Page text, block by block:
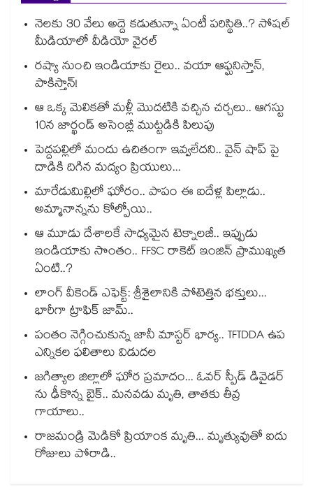
నెలకు 30 వేలు అద్దె కడుతున్నా ఏంటీ పరిస్థితి..? సోషల్
మీడియాలో వీడియో వైరల్
రష్యా నుంచి ఇండియాకు రైలు.. వయా ఆఫ్ఘనిస్తాన్,
పాకిస్తాన్!
ఆ ఒక్క మెలికతో మళ్లీ మొదటికి వచ్చిన చర్చలు.. ఆగస్టు
10న జార్ఖండ్ అసెంబ్లీ ముట్టడికి పిలుపు
పెద్దపల్లిలో మందు ఉచితంగా ఇవ్వలేదని.. వైన్ షాప్ పై
దాడికి దిగిన మద్యం ప్రియులు...
మారేడుమిల్లిలో ఘోరం.. పాపం ఈ ఐదేళ్ల పిల్లాడు..
అమ్మానాన్నను కోల్పోయి..
ఆ మూడు దేశాలకే సాధ్యమైన టెక్నాలజీ.. ఇప్పుడు
ఇండియాకు సొంతం.. FFSC రాకెట్ ఇంజిన్ ప్రాముఖ్యత
ఏంటి..?
లాంగ్ వీకెండ్ ఎఫెక్ట్: శ్రీశైలానికి పోటెత్తిన భక్తులు...
భారీగా ట్రాఫిక్ జామ్..
పంతం నెగ్గించుకున్న జానీ మాస్టర్ భార్య.. TFTDDA ఉప
ఎన్నికల ఫలితాలు విడుదల
జగిత్యాల జిల్లాలో ఘోర ప్రమాదం... ఓవర్ స్పీడ్ డివైడర్
ను ఢీకొన్న బైక్.. మనవడు మృతి, తాతకు తీవ్ర
గాయాలు..
రాజమండ్రి మెడికో ప్రియాంక మృతి... మృత్యువుతో ఐదు
రోజులు పోరాడి..